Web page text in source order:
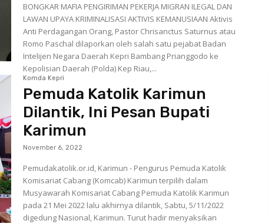
BONGKAR MAFIA PENGIRIMAN PEKERJA MIGRAN ILEGAL DAN
LAWAN UPAYA KRIMINALISASI AKTIVIS KEMANUSIAAN Aktivis
Anti Perdagangan Orang, Pastor Chrisanctus Saturnus atau
Romo Paschal dilaporkan oleh salah satu pejabat Badan
Intelijen Negara Daerah Kepri Bambang Prianggodo ke
Kepolisian Daerah (Polda) Kep Riau,...
Komda Kepri
Pemuda Katolik Karimun
Dilantik, Ini Pesan Bupati
Karimun
November 6, 2022
Pemudakatolik.or.id, Karimun - Pengurus Pemuda Katolik
Komisariat Cabang (Komcab) Karimun terpilih dalam
Musyawarah Komisariat Cabang Pemuda Katolik Karimun
pada 21 Mei 2022 lalu akhirnya dilantik, Sabtu, 5/11/2022
digedung Nasional, Karimun. Turut hadir menyaksikan